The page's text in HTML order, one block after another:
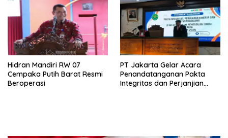
Hidran Mandiri RW 07
Cempaka Putih Barat Resmi
Beroperasi
PT Jakarta Gelar Acara
Penandatanganan Pakta
Integritas dan Perjanjian